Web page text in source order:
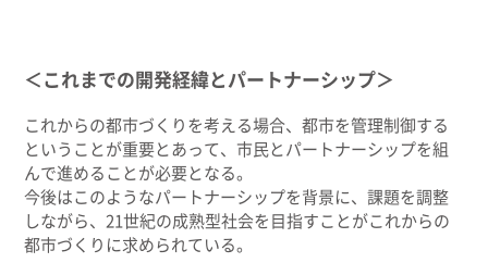
＜これまでの開発経緯とパートナーシップ＞
これからの都市づくりを考える場合、都市を管理制御する
ということが重要とあって、市民とパートナーシップを組
んで進めることが必要となる。
今後はこのようなパートナーシップを背景に、課題を調整
しながら、21世紀の成熟型社会を目指すことがこれからの
都市づくりに求められている。